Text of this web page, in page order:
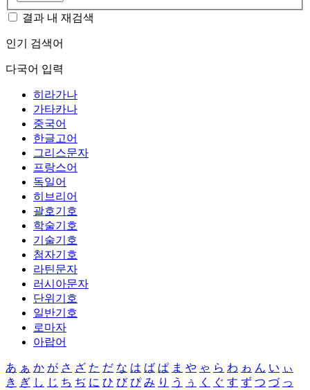
결과 내 재검색
인기 검색어
다국어 입력
히라가나
가타카나
중국어
한글고어
그리스문자
프랑스어
독일어
히브리어
괄호기호
학술기호
기술기호
첨자기호
라틴문자
러시아문자
단위기호
일반기호
로마자
아랍어
あ ぁ か が さ ざ た だ な は ば ぱ ま や ゃ ら わ ゎ ん い ぃ
き ぎ し じ ち ぢ に ひ び ぴ み り う ぅ く ぐ す ず つ づ っ